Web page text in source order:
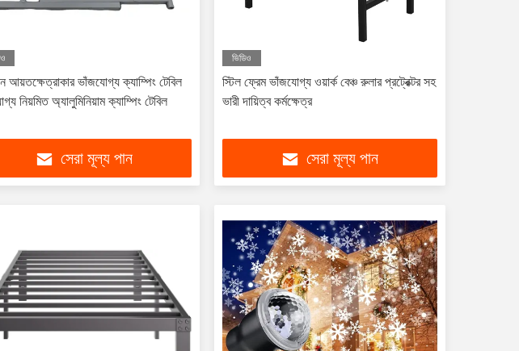
আয়তক্ষেত্রাকার ভাঁজযোগ্য ক্যাম্পিং টেবিল
নিয়মিত অ্যালুমিনিয়াম ক্যাম্পিং টেবিল
সেরা মূল্য পান
ভিডিও
স্টিল ফ্রেম ভাঁজযোগ্য ওয়ার্ক বেঞ্চ রুলার প্রট্রেক্টর সহ
ভারী দায়িত্ব কর্মক্ষেত্র
সেরা মূল্য পান